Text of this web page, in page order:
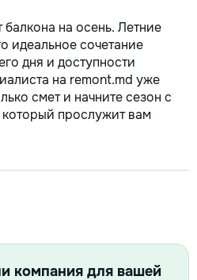
на осень. Летние
идеальное сочетание
дня и доступности
на remont.md уже
смет и начните сезон с
прослужит вам
компания для вашей